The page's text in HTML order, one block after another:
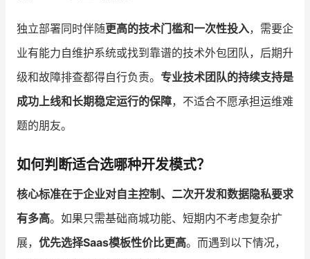
独立部署同时伴随更高的技术门槛和一次性投入，需要企
业有能力自维护系统或找到靠谱的技术外包团队，后期升
级和故障排查都得自行负责。 专业技术团队的持续支持是
成功上线和长期稳定运行的保障，不适合不愿承担运维难
题的朋友。
如何判断适合选哪种开发模式？
核心标准在于企业对自主控制、二次开发和数据隐私要求
有多高。如果只需基础商城功能、短期内不考虑复杂扩
展， 优先选择Saas模板性价比更高。而遇到以下情况，